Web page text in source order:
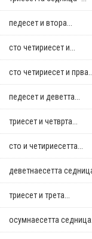
педесет и втора...
сто четириесет и...
сто четириесет и прва...
педесет и деветта...
триесет и четврта...
сто и четириесетта...
деветнаесетта
триесет и трета...
осумнaесетта седница...